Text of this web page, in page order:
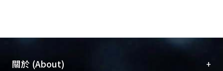
關於 (About) +